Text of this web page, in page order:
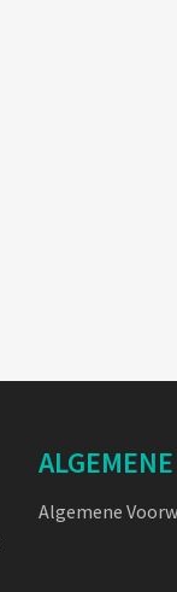
Algemene